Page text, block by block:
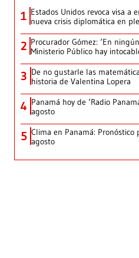
1 Estados Unidos revoca visa a
nueva crisis diplomática en
2 Procurador Gómez: ‘En
Ministerio Público hay
3 De no gustarle las
historia de Valentina Lopera
4 Panamá hoy de ‘Radio
agosto
5 Clima en Panamá:
agosto